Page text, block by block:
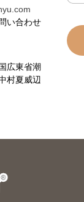
い合わせ
広東省潮
村夏威辺